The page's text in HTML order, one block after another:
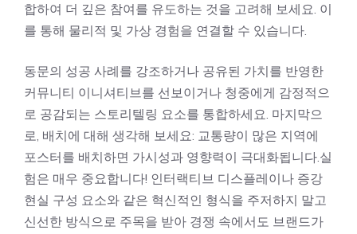
합하여 더 깊은 참여를 유도하는 것을 고려해 보세요. 이
를 통해 물리적 및 가상 경험을 연결할 수 있습니다.
동문의 성공 사례를 강조하거나 공유된 가치를 반영한
커뮤니티 이니셔티브를 선보이거나 청중에게 감정적으
로 공감되는 스토리텔링 요소를 통합하세요. 마지막으
로, 배치에 대해 생각해 보세요: 교통량이 많은 지역에
포스터를 배치하면 가시성과 영향력이 극대화됩니다.실
험은 매우 중요합니다! 인터랙티브 디스플레이나 증강
현실 구성 요소와 같은 혁신적인 형식을 주저하지 말고
신선한 방식으로 주목을 받아 경쟁 속에서도 브랜드가